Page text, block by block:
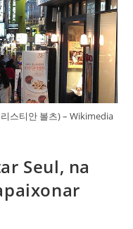
스티안 볼츠) – Wikimedia
Seul, na